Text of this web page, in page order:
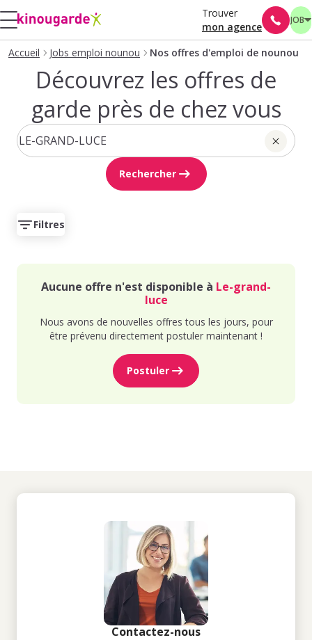
Trouver
mon agence
JOB
Accueil Jobs emploi nounou Nos offres d'emploi de nounou
Découvrez les offres de
garde près de chez vous
Rechercher
Filtres
Aucune offre n'est disponible à Le-grand-
luce
Nous avons de nouvelles offres tous les jours, pour
être prévenu directement postuler maintenant !
Postuler
Contactez-nous